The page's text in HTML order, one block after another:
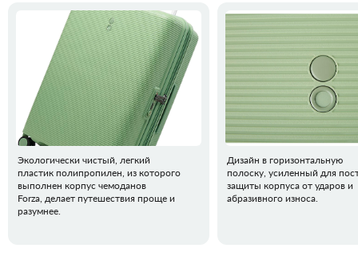
Экологически чистый, легкий
пластик полипропилен, из которого
выполнен корпус чемоданов
Forza, делает путешествия проще и
разумнее.
Дизайн в горизонтальную
полоску, усиленный для
защиты корпуса от ударов и
абразивного износа.